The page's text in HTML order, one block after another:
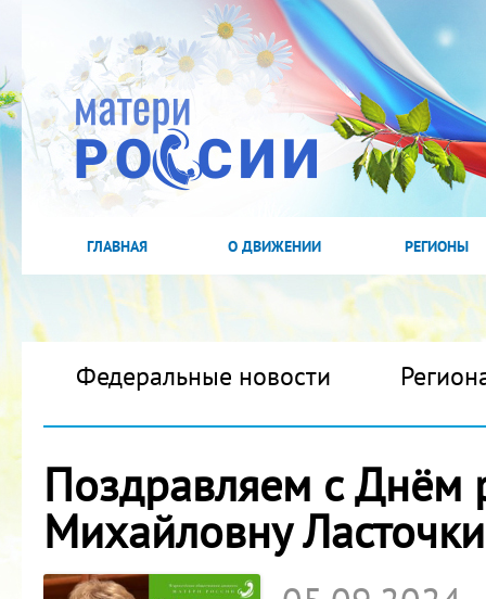
ГЛАВНАЯ О ДВИЖЕНИИ РЕГИОНЫ
Федеральные новости
Поздравляем с Днём
Михайловну